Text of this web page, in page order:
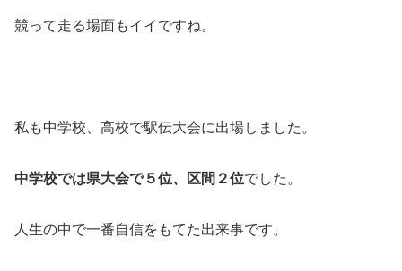
競って走る場面もイイですね。
私も中学校、高校で駅伝大会に出場しました。
中学校では県大会で５位、区間２位でした。
人生の中で一番自信をもてた出来事です。